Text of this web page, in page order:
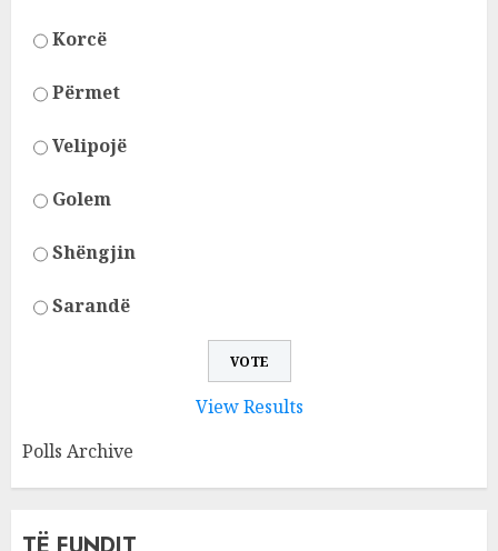
Korcë
Përmet
Velipojë
Golem
Shëngjin
Sarandë
View Results
Polls Archive